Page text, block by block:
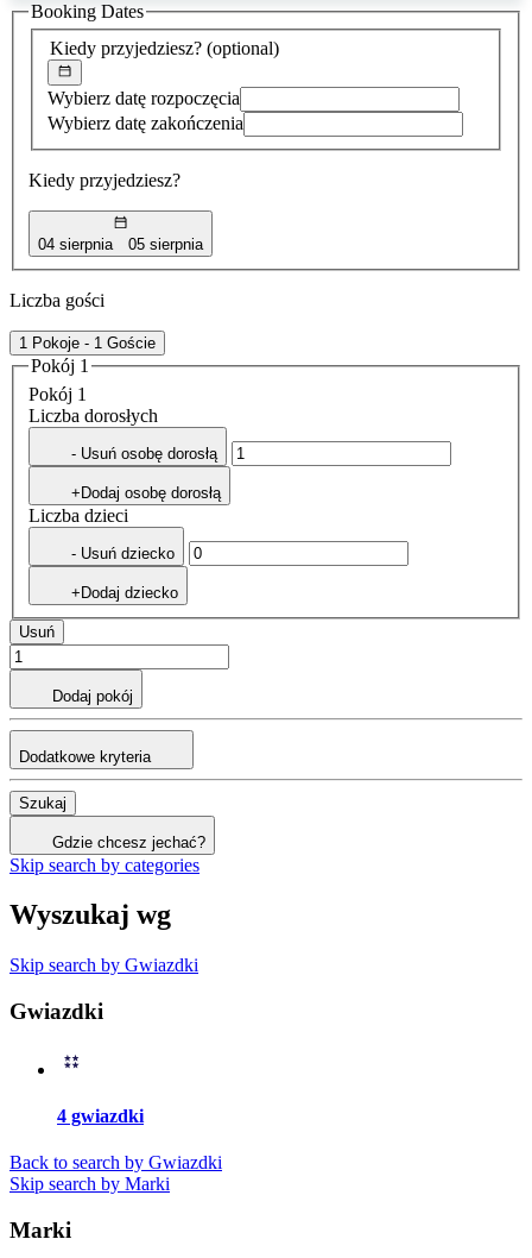
została
znaleziona
Kiedy przyjedziesz? (optional)
Wybierz datę rozpoczęcia
Wybierz datę zakończenia
Kiedy przyjedziesz?
04 sierpnia 05 sierpnia
Booking Dates
Liczba gości
1 Pokoje - 1 Goście
Pokój 1
Pokój 1
Liczba dorosłych
- Usuń osobę dorosłą
+Dodaj osobę dorosłą
Liczba dzieci
- Usuń dziecko
+Dodaj dziecko
Usuń
Dodaj pokój
Dodatkowe kryteria
Szukaj
Gdzie chcesz jechać?
Skip search by categories
Wyszukaj wg
Skip search by Gwiazdki
Gwiazdki
4 gwiazdki
Back to search by Gwiazdki
Skip search by Marki
Marki